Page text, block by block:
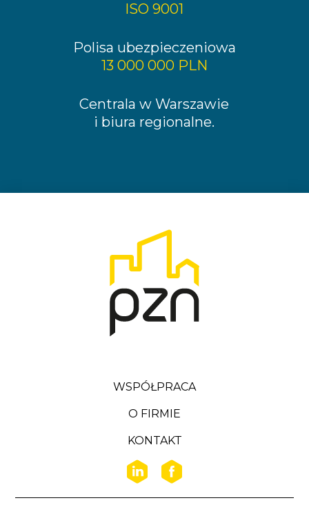
ISO 9001
Polisa ubezpieczeniowa
13 000 000 PLN
Centrala w Warszawie
i biura regionalne.
WSPÓŁPRACA
O FIRMIE
KONTAKT